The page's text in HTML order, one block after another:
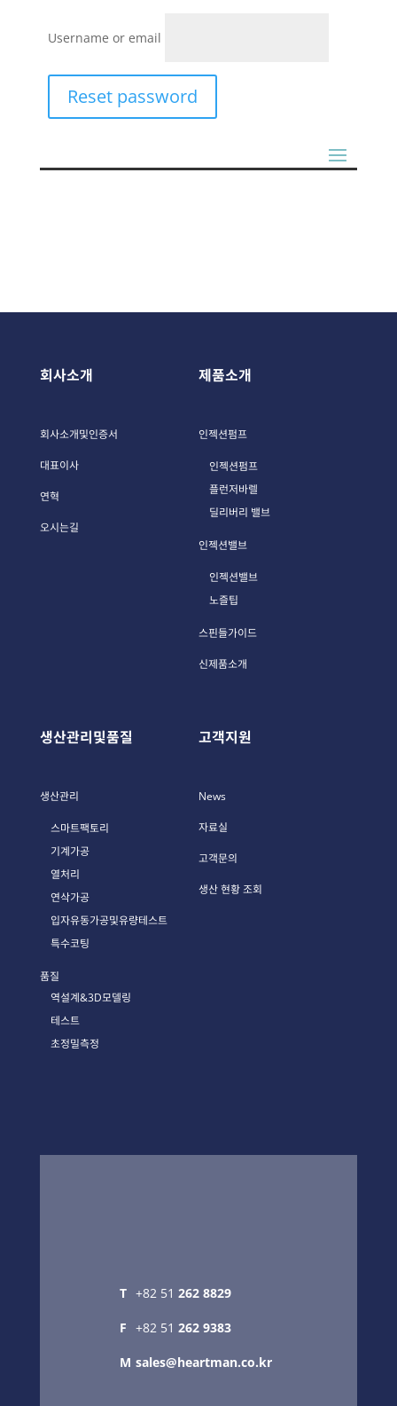
Username or email
Reset password
회사소개
회사소개및인증서
대표이사
연혁
오시는길
제품소개
인젝션펌프
인젝션펌프
플런저바렐
딜리버리 밸브
인젝션밸브
인젝션밸브
노즐팁
스핀들가이드
신제품소개
생산관리및품질
생산관리
스마트팩토리
기계가공
열처리
연삭가공
입자유동가공및유량테스트
특수코팅
품질
역설계&3D모델링
테스트
초정밀측정
고객지원
News
자료실
고객문의
생산 현황 조회
T +82 51262 8829
F +82 51262 9383
M sales@heartman.co.kr